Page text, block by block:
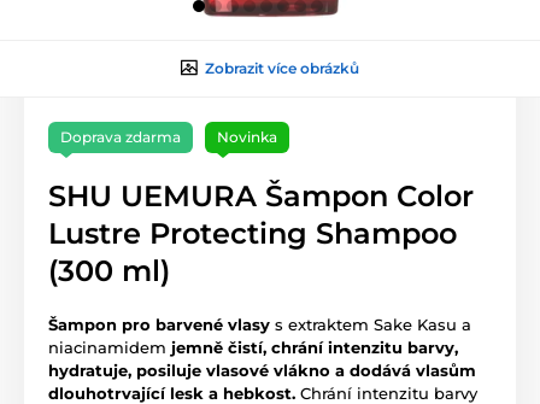
Zobrazit více obrázků
Doprava zdarma Novinka
SHU UEMURA Šampon Color
Lustre Protecting Shampoo
(300 ml)
Šampon pro barvené vlasy s extraktem Sake Kasu a
niacinamidem jemně čistí, chrání intenzitu barvy,
hydratuje, posiluje vlasové vlákno a dodává vlasům
dlouhotrvající lesk a hebkost. Chrání intenzitu barvy